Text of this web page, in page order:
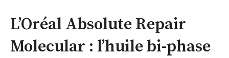
L’Oréal Absolute Repair
Molecular : l’huile bi-phase